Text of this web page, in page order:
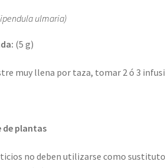
ulmaria)
(5 g)
muy llena por taza, tomar 2 ó 3
de plantas
no deben utilizarse como